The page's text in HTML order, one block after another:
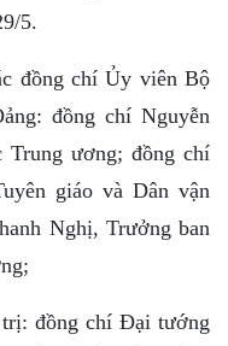
5.
đồng chí Ủy viên Bộ
đồng chí Nguyễn
ương; đồng chí
giáo và Dân vận
Nghị, Trưởng ban
đồng chí Đại tướng